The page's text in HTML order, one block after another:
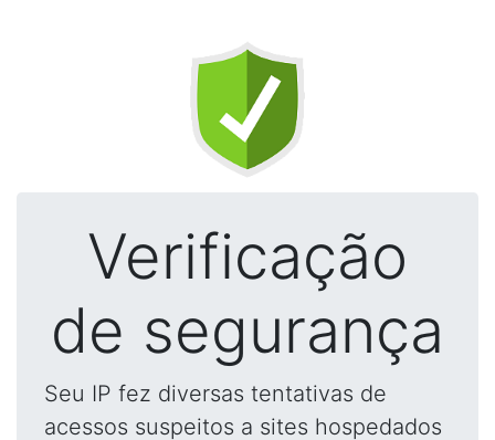
Verificação
de segurança
Seu IP fez diversas tentativas de
acessos suspeitos a sites hospedados